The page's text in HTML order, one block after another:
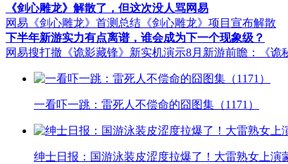
《剑心雕龙》解散了，但这次没人骂网易
网易《剑心雕龙》首测总结 《剑心雕龙》项目宣布解散
下半年新游实力有点离谱，谁会成为下一个现象级？
网易搜打撤《诡影藏锋》新实机演示8月新游前瞻：《诡
一看吓一跳：雷死人不偿命的囧图集（1171）
绅士日报：国游泳装皮涩度拉爆了！大雷熟女上演